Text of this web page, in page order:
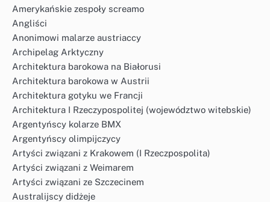
Amerykańskie zespoły screamo
Angliści
Anonimowi malarze austriaccy
Archipelag Arktyczny
Architektura barokowa na Białorusi
Architektura barokowa w Austrii
Architektura gotyku we Francji
Architektura I Rzeczypospolitej (województwo witebskie)
Argentyńscy kolarze BMX
Argentyńscy olimpijczycy
Artyści związani z Krakowem (I Rzeczpospolita)
Artyści związani z Weimarem
Artyści związani ze Szczecinem
Australijscy didżeje